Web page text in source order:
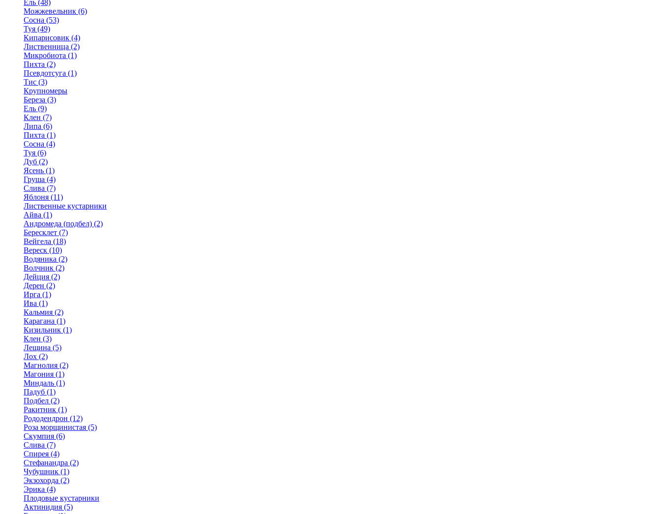
Ель (48)
Можжевельник (6)
Сосна (53)
Туя (49)
Кипарисовик (4)
Лиственница (2)
Микробиота (1)
Пихта (2)
Псевдотсуга (1)
Тис (3)
Крупномеры
Береза (3)
Ель (9)
Клен (7)
Липа (6)
Пихта (1)
Сосна (4)
Туя (6)
Дуб (2)
Ясень (1)
Груша (4)
Слива (7)
Яблоня (11)
Лиственные кустарники
Айва (1)
Андромеда (подбел) (2)
Бересклет (7)
Вейгела (18)
Вереск (10)
Водяника (2)
Волчник (2)
Дейция (2)
Дерен (2)
Ирга (1)
Ива (1)
Кальмия (2)
Карагана (1)
Кизильник (1)
Клен (3)
Лещина (5)
Лох (2)
Магнолия (2)
Магония (1)
Миндаль (1)
Падуб (1)
Подбел (2)
Ракитник (1)
Рододендрон (12)
Роза морщинистая (5)
Скумпия (6)
Слива (7)
Спирея (4)
Стефанандра (2)
Чубушник (1)
Экзохорда (2)
Эрика (4)
Плодовые кустарники
Актинидия (5)